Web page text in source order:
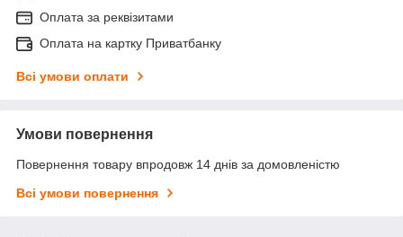
Оплата за реквізитами
Оплата на картку Приватбанку
Всі умови оплати
Умови повернення
Повернення товару впродовж 14 днів за домовленістю
Всі умови повернення